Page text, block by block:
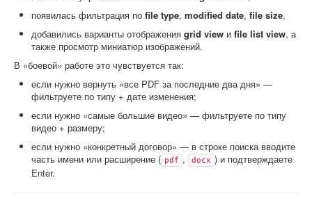
появилась фильтрация по file type, modified date, file size,
добавились варианты отображения grid view и file list view, а
также просмотр миниатюр изображений.
В «боевой» работе это чувствуется так:
если нужно вернуть «все PDF за последние два дня» —
фильтруете по типу + дате изменения;
если нужно «самые большие видео» — фильтруете по типу
видео + размеру;
если нужно «конкретный договор» — в строке поиска вводите
часть имени или расширение ( pdf , docx ) и подтверждаете
Enter.